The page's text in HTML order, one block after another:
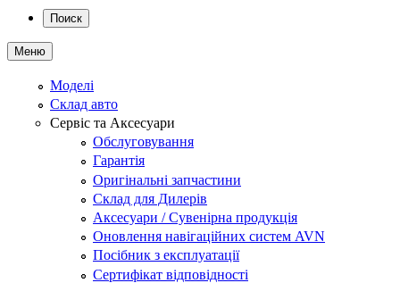
Поиск
Меню
Моделі
Склад авто
Сервіс та Аксесуари
Обслуговування
Гарантія
Оригінальні запчастини
Склад для Дилерів
Аксесуари / Сувенірна продукція
Оновлення навігаційних систем AVN
Посібник з експлуатації
Сертифікат відповідності